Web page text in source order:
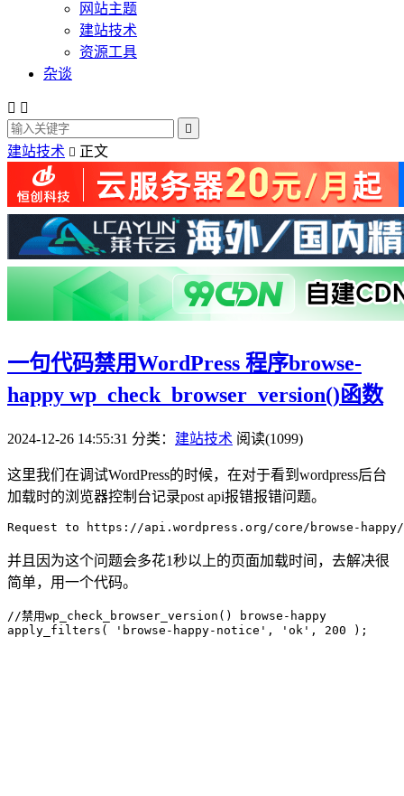
网站主题
建站技术
资源工具
杂谈
 

建站技术  正文
一句代码禁用WordPress 程序browse-
happy wp_check_browser_version()函数
2024-12-26 14:55:31 分类： 建站技术 阅读(1099)
这里我们在调试WordPress的时候，在对于看到wordpress后台
加载时的浏览器控制台记录post api报错报错问题。
并且因为这个问题会多花1秒以上的页面加载时间，去解决很
简单，用一个代码。
//禁用wp_check_browser_version() browse-happy
apply_filters( 'browse-happy-notice', 'ok', 200 );